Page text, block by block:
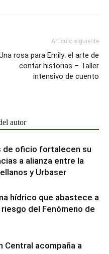
Artículo siguiente
rosa para Emily: el arte de
contar historias – Taller
intensivo de cuento
autor
de oficio fortalecen su
a alianza entre la
y Urbaser
hídrico que abastece a
del Fenómeno de
Central acompaña a